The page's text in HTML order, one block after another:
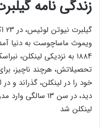
زندگی نامه
۱۸۸۴ به نزدیکی لینکلن،
تحصیلاتش، هرچند ناچیز،
خود را در لینکلن، گذراند و
دید، در سن ۱۳
لینکلن شد